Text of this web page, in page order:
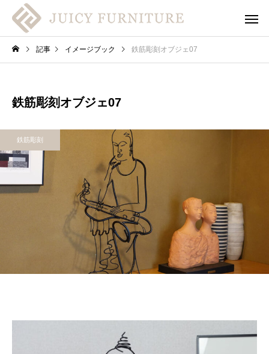
記事 イメージブック 鉄筋彫刻オブジェ07
鉄筋彫刻オブジェ07
鉄筋彫刻